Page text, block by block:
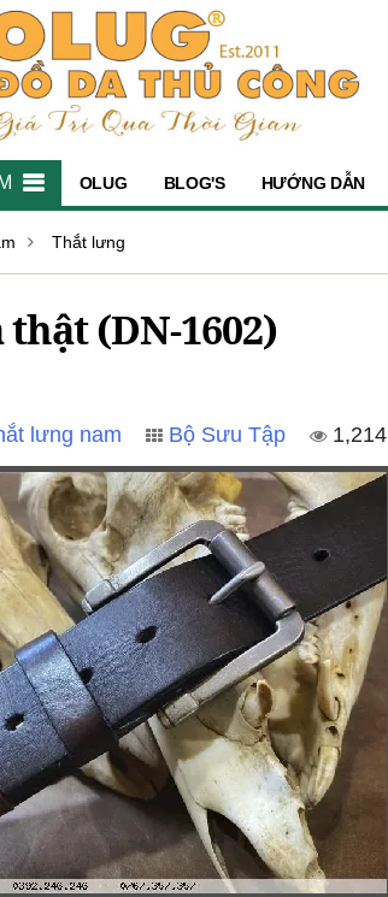
OLUG BLOG'S HƯỚNG DẪN
Thắt lưng
(DN-1602)
lưng nam Bộ Sưu Tập 1,214